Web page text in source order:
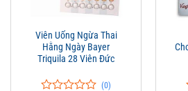
Viên Uống Ngừa Thai
Hằng Ngày Bayer
Triquila 28 Viên Đức
(0)